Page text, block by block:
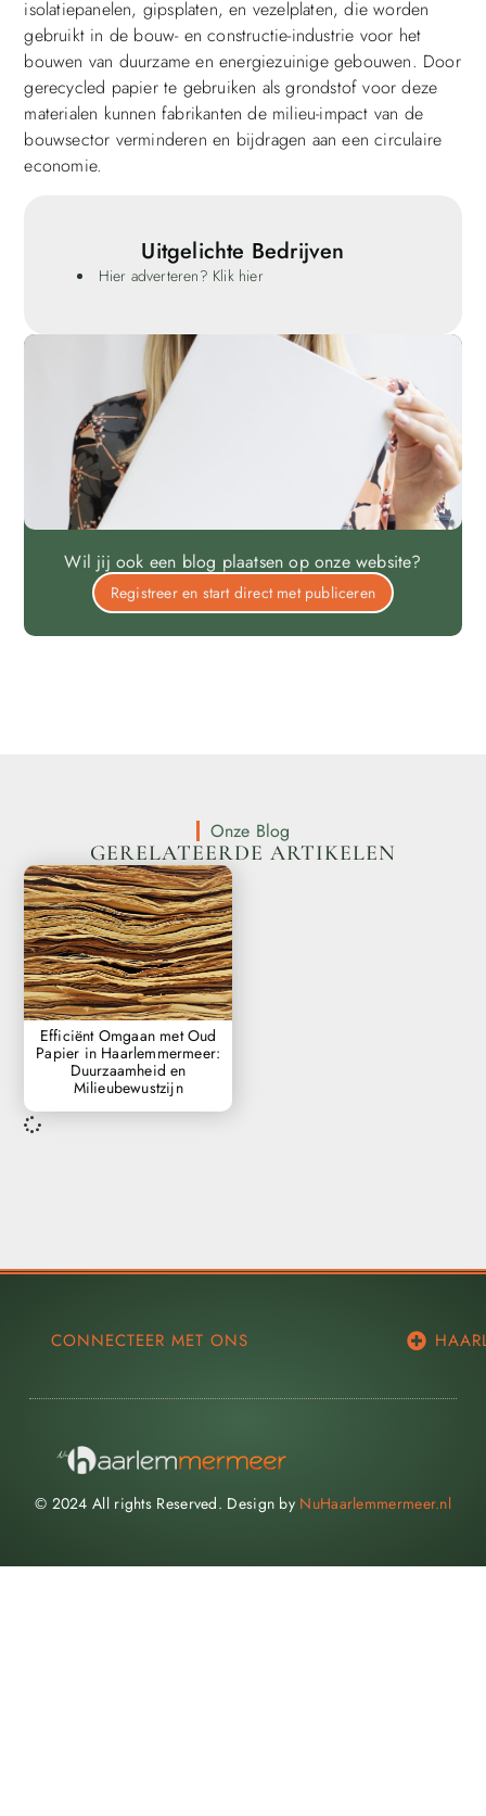
isolatiepanelen, gipsplaten, en vezelplaten, die worden
gebruikt in de bouw- en constructie-industrie voor het
bouwen van duurzame en energiezuinige gebouwen. Door
gerecycled papier te gebruiken als grondstof voor deze
materialen kunnen fabrikanten de milieu-impact van de
bouwsector verminderen en bijdragen aan een circulaire
economie.
Uitgelichte Bedrijven
Hier adverteren? Klik hier
Wil jij ook een blog plaatsen op onze website?
Registreer en start direct met publiceren
Onze Blog
GERELATEERDE ARTIKELEN
Efficiënt Omgaan met Oud
Papier in Haarlemmermeer:
Duurzaamheid en
Milieubewustzijn
CONNECTEER MET ONS
© 2024 All rights Reserved. Design by NuHaarlemmermeer.nl